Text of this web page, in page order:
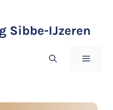
Sibbe-IJzeren
MENU